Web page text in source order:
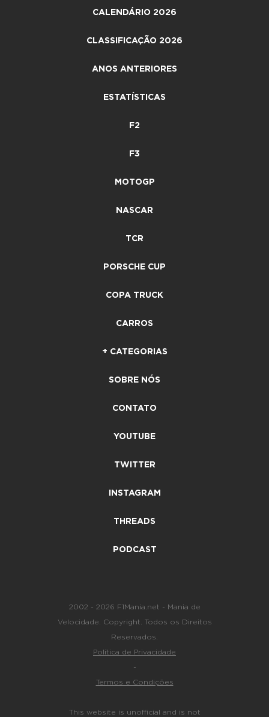
CALENDÁRIO 2026
CLASSIFICAÇÃO 2026
ANOS ANTERIORES
ESTATÍSTICAS
F2
F3
MOTOGP
NASCAR
TCR
PORSCHE CUP
COPA TRUCK
CARROS
+ CATEGORIAS
SOBRE NÓS
CONTATO
YOUTUBE
TWITTER
INSTAGRAM
THREADS
PODCAST
2002 - 2026 F1Mania.net - Mania de
Velocidade. Copyright. Todos os Direitos
Reservados.
Política de Privacidade
-
Termos e Condições
This website is unofficial and is not